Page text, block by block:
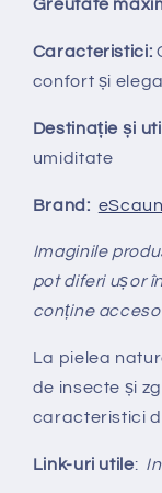
Greutate
Caracteristici:
confort și
Destinație și
umiditate
Brand: eScaun
Imaginile
pot diferi ușor
conține
La pielea
de insecte și
caracteristici
Link-uri utile: